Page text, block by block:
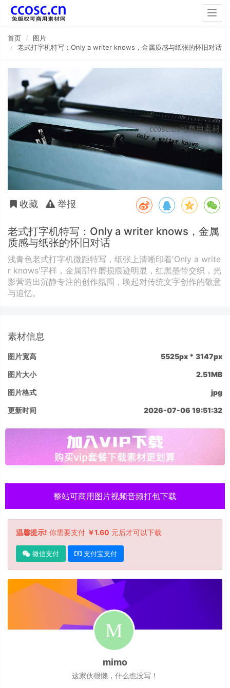
首页
图片
老式打字机特写：Only a writer knows，金属质感与纸张的怀旧对话
收藏 举报
老式打字机特写：Only a writer knows，金属
质感与纸张的怀旧对话
浅青色老式打字机微距特写，纸张上清晰印着'Only a write
r knows'字样，金属部件磨损痕迹明显，红黑墨带交织，光
影营造出沉静专注的创作氛围，唤起对传统文字创作的敬意
与追忆。
素材信息
图片宽高 5525px * 3147px
图片大小 2.51MB
图片格式 jpg
更新时间 2026-07-06 19:51:32
整站可商用图片视频音频打包下载
温馨提示! 你需要支付 ￥1.60 元后才可以下载
微信支付 支付宝支付
mimo
这家伙很懒，什么也没写！